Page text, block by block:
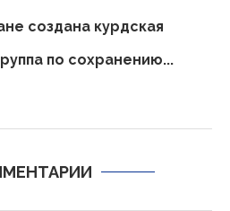
создана курдская
по сохранению...